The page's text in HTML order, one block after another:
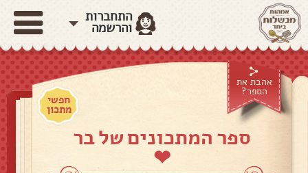
התחברות
והרשמה
אהבת את
הספר?
חפשי
מתכון
ספר המתכונים של בר
❤